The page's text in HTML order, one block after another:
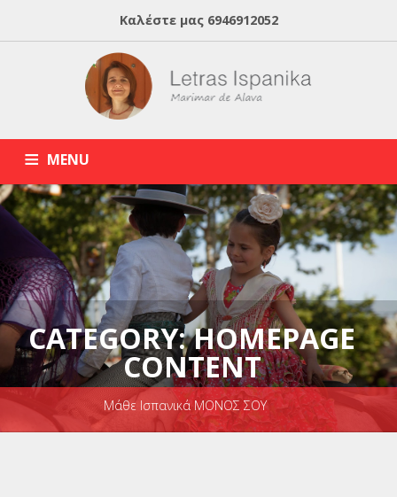
Καλέστε μας 6946912052
MENU
HOME ABOUT MARIMAR ΙΣΠΑΝΙΚΑ ONLINE BLOG
ΙΔΙΑΙΤΕΡΑ ΜΑΘΗΜΑΤΑ ΙΣΠΑΝΙΚΩΝ
CATEGORY: HOMEPAGE
CONTENT
Μάθε Ισπανικά ΜΟΝΟΣ ΣΟΥ